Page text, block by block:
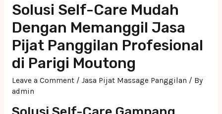
Solusi Self-Care Mudah
Dengan Memanggil Jasa
Pijat Panggilan Profesional
di Parigi Moutong
Leave a Comment / Jasa Pijat Massage Panggilan / By
admin